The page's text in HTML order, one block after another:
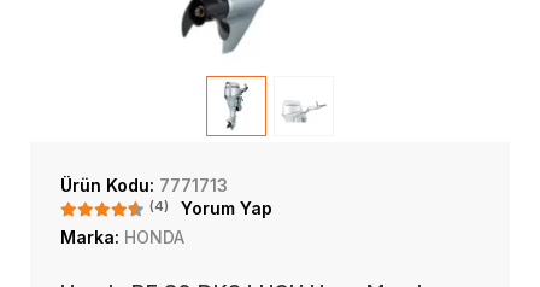
Ürün Kodu: 7771713
(4)
Yorum Yap
Marka: HONDA